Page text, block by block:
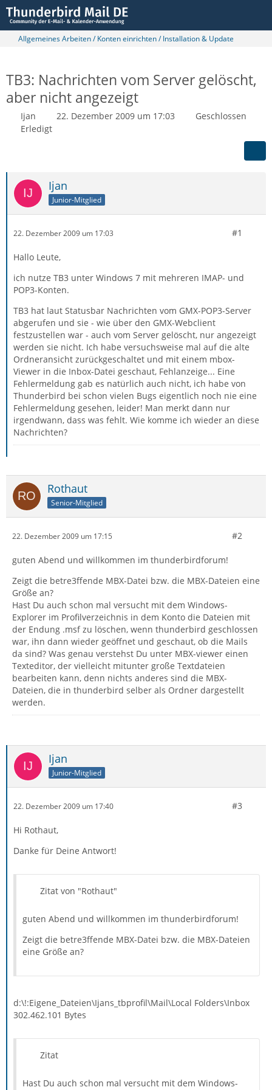
Allgemeines Arbeiten / Konten einrichten / Installation & Update
TB3: Nachrichten vom Server gelöscht,
aber nicht angezeigt
Ijan 22. Dezember 2009 um 17:03
Geschlossen
Erledigt
Ijan
Junior-Mitglied
22. Dezember 2009 um 17:03 #1
Hallo Leute,
ich nutze TB3 unter Windows 7 mit mehreren IMAP- und
POP3-Konten.
TB3 hat laut Statusbar Nachrichten vom GMX-POP3-Server
abgerufen und sie - wie über den GMX-Webclient
festzustellen war - auch vom Server gelöscht, nur angezeigt
werden sie nicht. Ich habe versuchsweise mal auf die alte
Ordneransicht zurückgeschaltet und mit einem mbox-
Viewer in die Inbox-Datei geschaut, Fehlanzeige... Eine
Fehlermeldung gab es natürlich auch nicht, ich habe von
Thunderbird bei schon vielen Bugs eigentlich noch nie eine
Fehlermeldung gesehen, leider! Man merkt dann nur
irgendwann, dass was fehlt. Wie komme ich wieder an diese
Nachrichten?
Rothaut
Senior-Mitglied
22. Dezember 2009 um 17:15 #2
guten Abend und willkommen im thunderbirdforum!
Zeigt die betre3ffende MBX-Datei bzw. die MBX-Dateien eine
Größe an?
Hast Du auch schon mal versucht mit dem Windows-
Explorer im Profilverzeichnis in dem Konto die Dateien mit
der Endung .msf zu löschen, wenn thunderbird geschlossen
war, ihn dann wieder geöffnet und geschaut, ob die Mails
da sind? Was genau verstehst Du unter MBX-viewer einen
Texteditor, der vielleicht mitunter große Textdateien
bearbeiten kann, denn nichts anderes sind die MBX-
Dateien, die in thunderbird selber als Ordner dargestellt
werden.
Ijan
Junior-Mitglied
22. Dezember 2009 um 17:40 #3
Hi Rothaut,
Danke für Deine Antwort!
Zitat von "Rothaut"
guten Abend und willkommen im thunderbirdforum!
Zeigt die betre3ffende MBX-Datei bzw. die MBX-Dateien
eine Größe an?
d:\!:Eigene_Dateien\Ijans_tbprofil\Mail\Local Folders\Inbox
302.462.101 Bytes
Zitat
Hast Du auch schon mal versucht mit dem Windows-